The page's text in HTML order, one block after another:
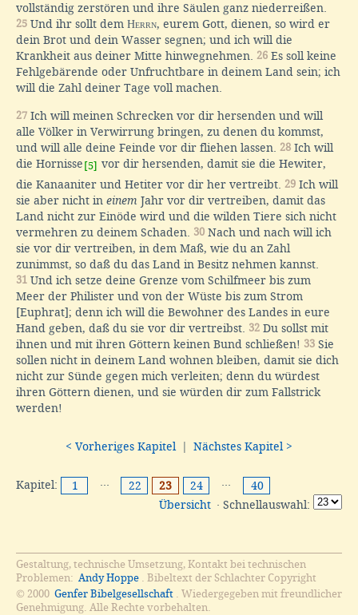
vollständig zerstören und ihre Säulen ganz niederreißen.
25 Und ihr sollt dem Herrn, eurem Gott, dienen, so wird er
dein Brot und dein Wasser segnen; und ich will die
Krankheit aus deiner Mitte hinwegnehmen. 26 Es soll keine
Fehlgebärende oder Unfruchtbare in deinem Land sein; ich
will die Zahl deiner Tage voll machen.
27 Ich will meinen Schrecken vor dir hersenden und will
alle Völker in Verwirrung bringen, zu denen du kommst,
und will alle deine Feinde vor dir fliehen lassen. 28 Ich will
die Hornisse [5] vor dir hersenden, damit sie die Hewiter,
die Kanaaniter und Hetiter vor dir her vertreibt. 29 Ich will
sie aber nicht in einem Jahr vor dir vertreiben, damit das
Land nicht zur Einöde wird und die wilden Tiere sich nicht
vermehren zu deinem Schaden. 30 Nach und nach will ich
sie vor dir vertreiben, in dem Maß, wie du an Zahl
zunimmst, so daß du das Land in Besitz nehmen kannst.
31 Und ich setze deine Grenze vom Schilfmeer bis zum
Meer der Philister und von der Wüste bis zum Strom
[Euphrat]; denn ich will die Bewohner des Landes in eure
Hand geben, daß du sie vor dir vertreibst. 32 Du sollst mit
ihnen und mit ihren Göttern keinen Bund schließen! 33 Sie
sollen nicht in deinem Land wohnen bleiben, damit sie dich
nicht zur Sünde gegen mich verleiten; denn du würdest
ihren Göttern dienen, und sie würden dir zum Fallstrick
werden!
< Vorheriges Kapitel | Nächstes Kapitel >
Kapitel: 1 ··· 22 23 24 ···
40
Übersicht · Schnellauswahl:
Gestaltung, technische Umsetzung, Kontakt bei technischen
Problemen: Andy Hoppe
. Bibeltext der Schlachter Copyright
© 2000 Genfer Bibelgesellschaft
. Wiedergegeben mit freundlicher
Genehmigung. Alle Rechte vorbehalten.